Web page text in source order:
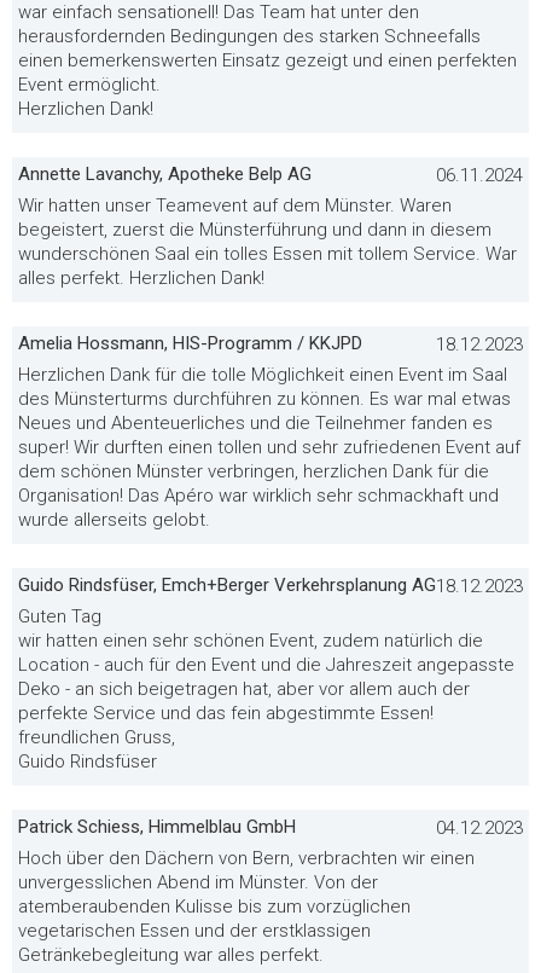
war einfach sensationell! Das Team hat unter den
herausfordernden Bedingungen des starken Schneefalls
einen bemerkenswerten Einsatz gezeigt und einen perfekten
Event ermöglicht.
Herzlichen Dank!
Annette Lavanchy, Apotheke Belp AG
06.11.2024
Wir hatten unser Teamevent auf dem Münster. Waren
begeistert, zuerst die Münsterführung und dann in diesem
wunderschönen Saal ein tolles Essen mit tollem Service. War
alles perfekt. Herzlichen Dank!
Amelia Hossmann, HIS-Programm / KKJPD
18.12.2023
Herzlichen Dank für die tolle Möglichkeit einen Event im Saal
des Münsterturms durchführen zu können. Es war mal etwas
Neues und Abenteuerliches und die Teilnehmer fanden es
super! Wir durften einen tollen und sehr zufriedenen Event auf
dem schönen Münster verbringen, herzlichen Dank für die
Organisation! Das Apéro war wirklich sehr schmackhaft und
wurde allerseits gelobt.
Guido Rindsfüser, Emch+Berger Verkehrsplanung AG18.12.2023
Guten Tag
wir hatten einen sehr schönen Event, zudem natürlich die
Location - auch für den Event und die Jahreszeit angepasste
Deko - an sich beigetragen hat, aber vor allem auch der
perfekte Service und das fein abgestimmte Essen!
freundlichen Gruss,
Guido Rindsfüser
Patrick Schiess, Himmelblau GmbH
04.12.2023
Hoch über den Dächern von Bern, verbrachten wir einen
unvergesslichen Abend im Münster. Von der
atemberaubenden Kulisse bis zum vorzüglichen
vegetarischen Essen und der erstklassigen
Getränkebegleitung war alles perfekt.